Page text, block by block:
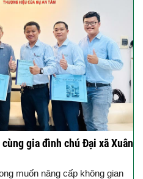
gia đình chú Đại xã Xuân
muốn nâng cấp không gian